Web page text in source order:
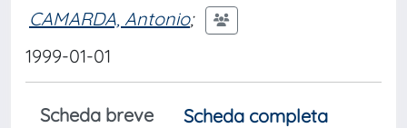
CAMARDA, Antonio;
1999-01-01
Scheda breve
Scheda completa